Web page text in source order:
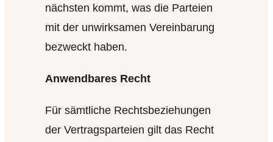
nächsten kommt, was die Parteien
mit der unwirksamen Vereinbarung
bezweckt haben.
Anwendbares Recht
Für sämtliche Rechtsbeziehungen
der Vertragsparteien gilt das Recht